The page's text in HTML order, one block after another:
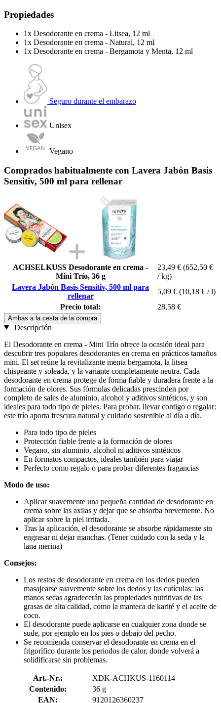
Propiedades
1x Desodorante en crema - Litsea, 12 ml
1x Desodorante en crema - Natural, 12 ml
1x Desodorante en crema - Bergamota y Menta, 12 ml
Seguro durante el embarazo
Unisex
Vegano
Comprados habitualmente con Lavera Jabón Basis
Sensitiv, 500 ml para rellenar
ACHSELKUSS Desodorante en crema -
Mini Trío, 36 g
23,49 € (652,50 €
/ kg)
Lavera Jabón Basis Sensitiv, 500 ml para
rellenar
5,09 € (10,18 € / l)
Precio total:
28,58 €
Ambas a la cesta de la compra
Descripción
El Desodorante en crema - Mini Trío ofrece la ocasión ideal para
descubrir tres populares desodorantes en crema en prácticos tamaños
mini. El set reúne la revitalizante menta bergamota, la litsea
chispeante y soleada, y la variante completamente neutra. Cada
desodorante en crema protege de forma fiable y duradera frente a la
formación de olores. Sus fórmulas delicadas prescinden por
completo de sales de aluminio, alcohol y aditivos sintéticos, y son
ideales para todo tipo de pieles. Para probar, llevar contigo o regalar:
este trío aporta frescura natural y cuidado sostenible al día a día.
Para todo tipo de pieles
Protección fiable frente a la formación de olores
Vegano, sin aluminio, alcohol ni aditivos sintéticos
En formatos compactos, ideales también para viajar
Perfecto como regalo o para probar diferentes fragancias
Modo de uso:
Aplicar suavemente una pequeña cantidad de desodorante en
crema sobre las axilas y dejar que se absorba brevemente. No
aplicar sobre la piel irritada.
Tras la aplicación, el desodorante se absorbe rápidamente sin
engrasar ni dejar manchas. (Tener cuidado con la seda y la
lana merina)
Consejos:
Los restos de desodorante en crema en los dedos pueden
masajearse suavemente sobre los dedos y las cutículas: las
manos secas agradecerán las propiedades nutritivas de las
grasas de alta calidad, como la manteca de karité y el aceite de
coco.
El desodorante puede aplicarse en cualquier zona donde se
sude, por ejemplo en los pies o debajo del pecho.
Se recomienda conservar el desodorante en crema en el
frigorífico durante los periodos de calor, donde volverá a
solidificarse sin problemas.
Art.-Nr.:
XDK-ACHKUS-1160114
Contenido:
36 g
EAN:
9120126360237